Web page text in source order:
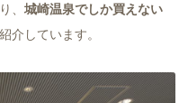
、 城崎温泉でしか買えない
介しています。